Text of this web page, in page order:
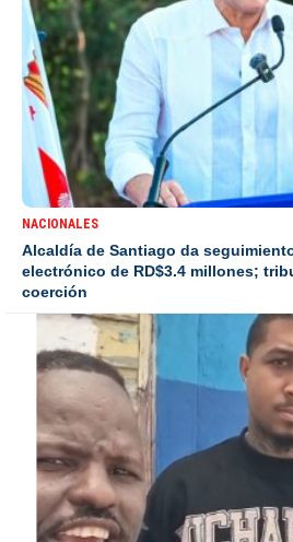
NACIONALES
Alcaldía de Santiago da
electrónico de RD$3.4 millones;
coerción